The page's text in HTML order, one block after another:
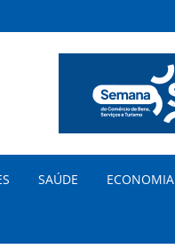
SAÚDE ECONOMIA